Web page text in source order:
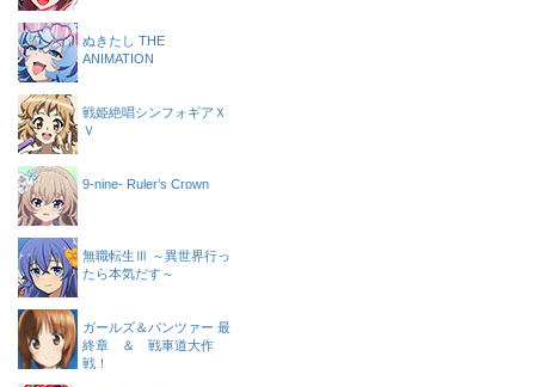
ぬきたし THE
ANIMATION
戦姫絶唱シンフォギアＸ
Ｖ
9-nine- Ruler’s Crown
無職転生Ⅲ ～異世界行っ
たら本気だす～
ガールズ＆パンツァー 最
終章 ＆ 戦車道大作
戦！